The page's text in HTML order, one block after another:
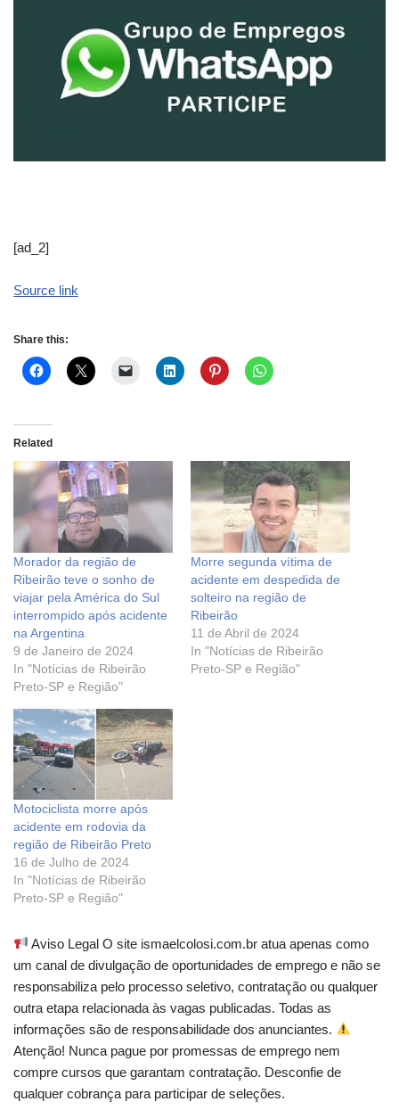
[ad_2]
Source link
Share this:
Related
Morador da região de
Ribeirão teve o sonho de
viajar pela América do Sul
interrompido após acidente
na Argentina
9 de Janeiro de 2024
In "Notícias de Ribeirão
Preto-SP e Região"
Morre segunda vítima de
acidente em despedida de
solteiro na região de
Ribeirão
11 de Abril de 2024
In "Notícias de Ribeirão
Preto-SP e Região"
Motociclista morre após
acidente em rodovia da
região de Ribeirão Preto
16 de Julho de 2024
In "Notícias de Ribeirão
Preto-SP e Região"
Aviso Legal O site ismaelcolosi.com.br atua apenas como
um canal de divulgação de oportunidades de emprego e não se
responsabiliza pelo processo seletivo, contratação ou qualquer
outra etapa relacionada às vagas publicadas. Todas as
informações são de responsabilidade dos anunciantes.
Atenção! Nunca pague por promessas de emprego nem
compre cursos que garantam contratação. Desconfie de
qualquer cobrança para participar de seleções.